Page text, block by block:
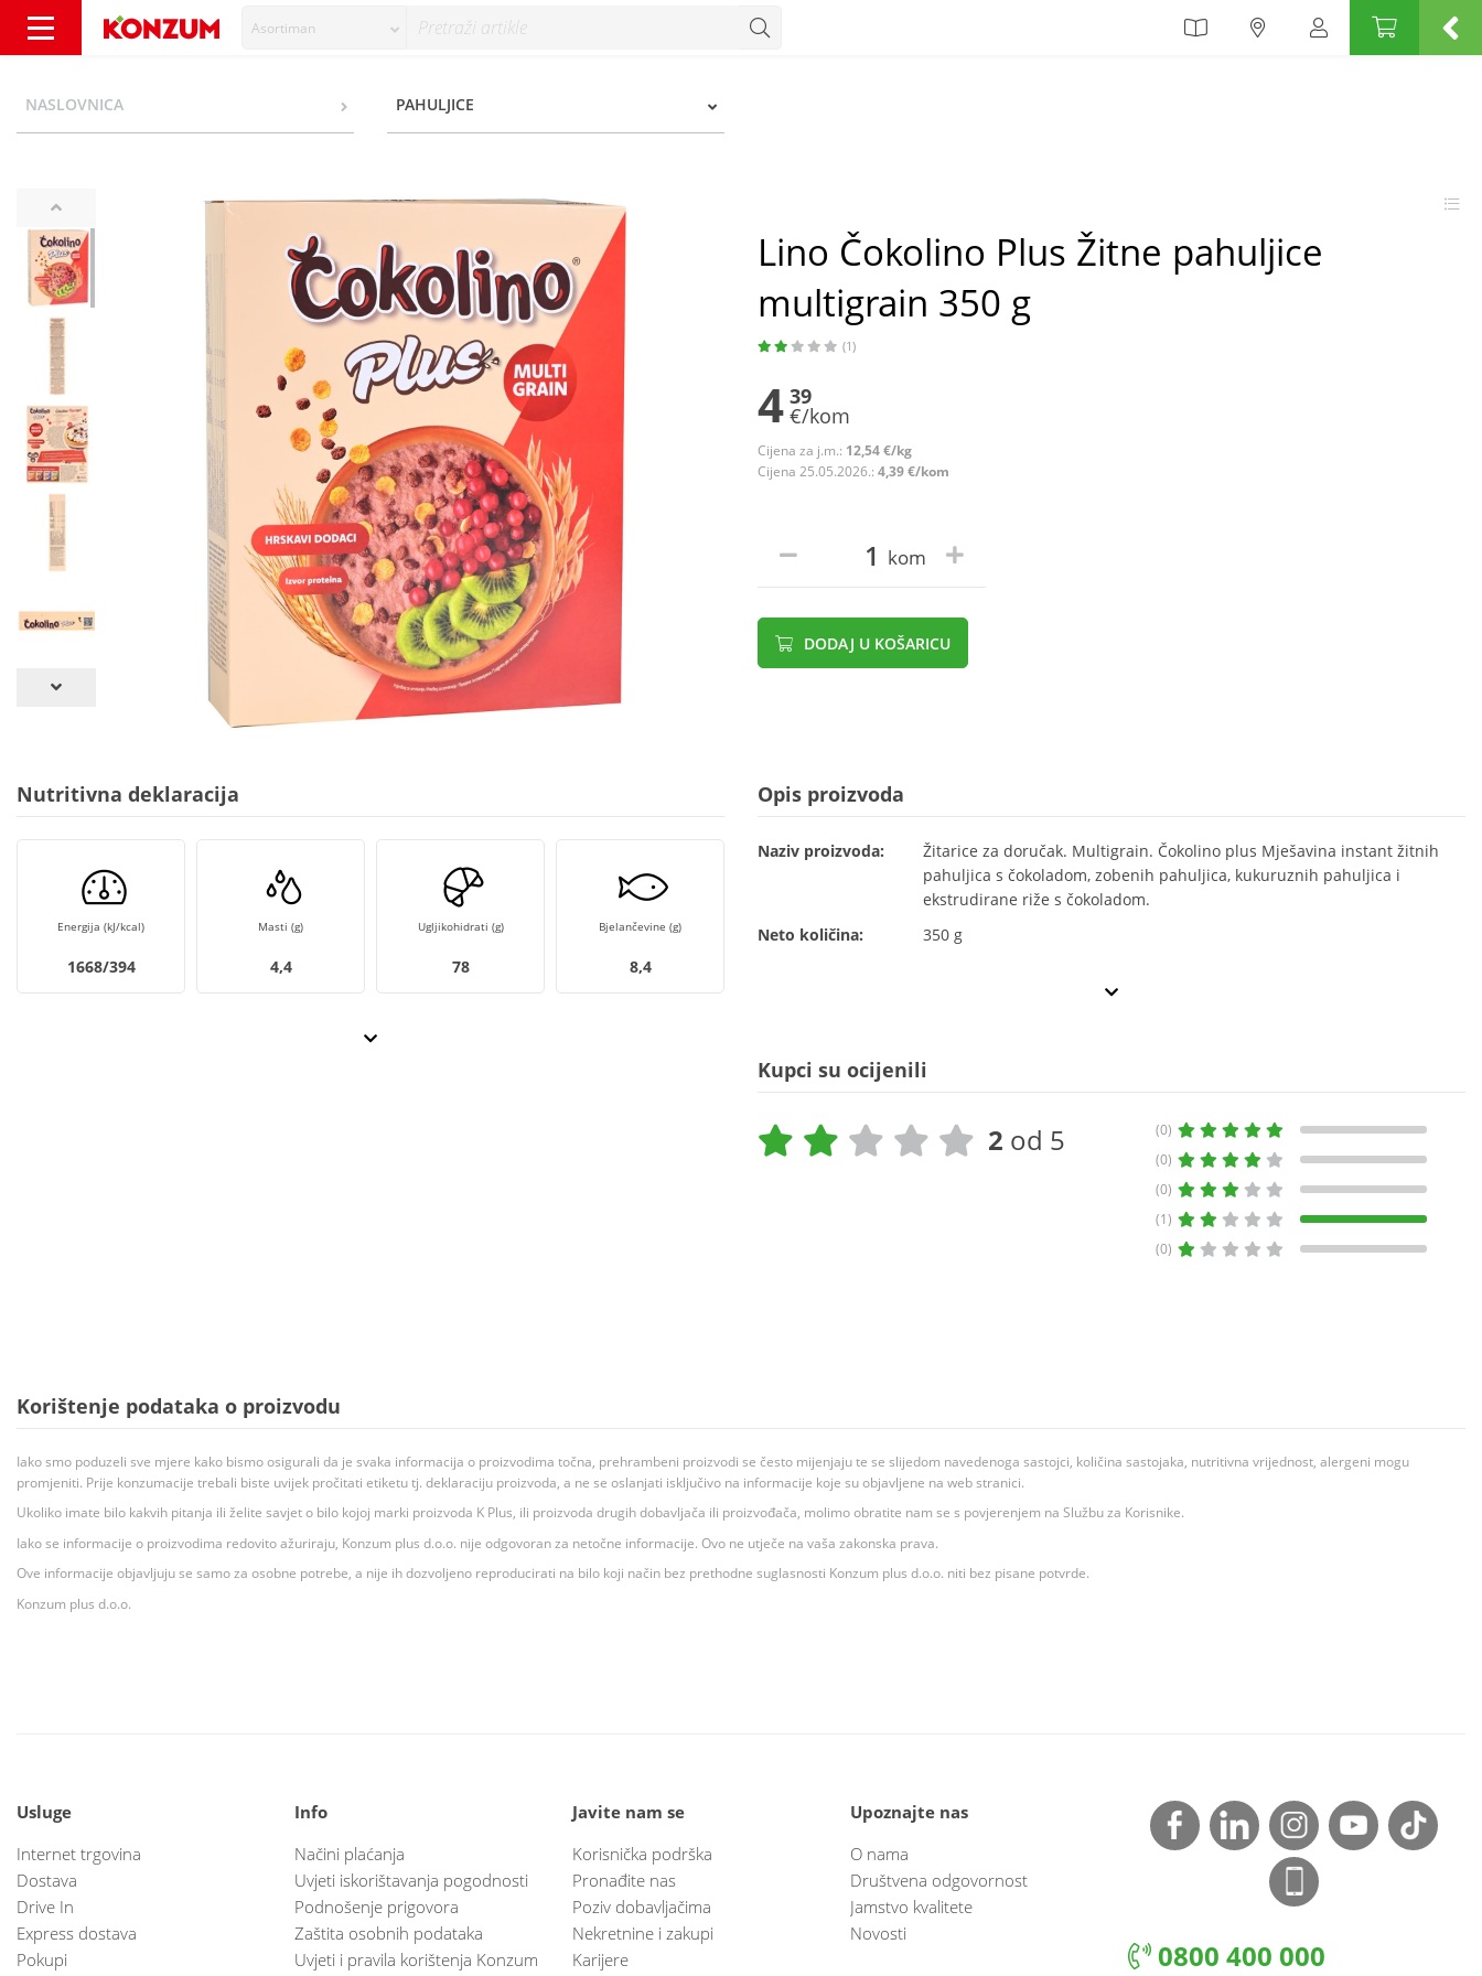
Asortiman
NASLOVNICA PAHULJICE
Lino Čokolino Plus Žitne pahuljice
multigrain 350 g
(1)
4 39
€/kom
Cijena za j.m.: 12,54 €/kg
Cijena 25.05.2026.: 4,39 €/kom
kom
DODAJ U KOŠARICU
Nutritivna deklaracija
Energija (kJ/kcal)
1668/394
Masti (g)
4,4
Ugljikohidrati (g)
78
Bjelančevine (g)
8,4
Opis proizvoda
Naziv proizvoda:
Žitarice za doručak. Multigrain. Čokolino plus Mješavina instant žitnih
pahuljica s čokoladom, zobenih pahuljica, kukuruznih pahuljica i
ekstrudirane riže s čokoladom.
Neto količina:
350 g
Kupci su ocijenili
2 od 5
(0)
(0)
(0)
(1)
(0)
Korištenje podataka o proizvodu
Iako smo poduzeli sve mjere kako bismo osigurali da je svaka informacija o proizvodima točna, prehrambeni proizvodi se često mijenjaju te se slijedom navedenoga sastojci, količina sastojaka, nutritivna vrijednost, alergeni mogu
promjeniti. Prije konzumacije trebali biste uvijek pročitati etiketu tj. deklaraciju proizvoda, a ne se oslanjati isključivo na informacije koje su objavljene na web stranici.
Ukoliko imate bilo kakvih pitanja ili želite savjet o bilo kojoj marki proizvoda K Plus, ili proizvoda drugih dobavljača ili proizvođača, molimo obratite nam se s povjerenjem na Službu za Korisnike.
Iako se informacije o proizvodima redovito ažuriraju, Konzum plus d.o.o. nije odgovoran za netočne informacije. Ovo ne utječe na vaša zakonska prava.
Ove informacije objavljuju se samo za osobne potrebe, a nije ih dozvoljeno reproducirati na bilo koji način bez prethodne suglasnosti Konzum plus d.o.o. niti bez pisane potvrde.
Konzum plus d.o.o.
Usluge
Internet trgovina
Dostava
Drive In
Express dostava
Pokupi
Info
Načini plaćanja
Uvjeti iskorištavanja pogodnosti
Podnošenje prigovora
Zaštita osobnih podataka
Uvjeti i pravila korištenja Konzum
Javite nam se
Korisnička podrška
Pronađite nas
Poziv dobavljačima
Nekretnine i zakupi
Karijere
Upoznajte nas
O nama
Društvena odgovornost
Jamstvo kvalitete
Novosti
0800 400 000